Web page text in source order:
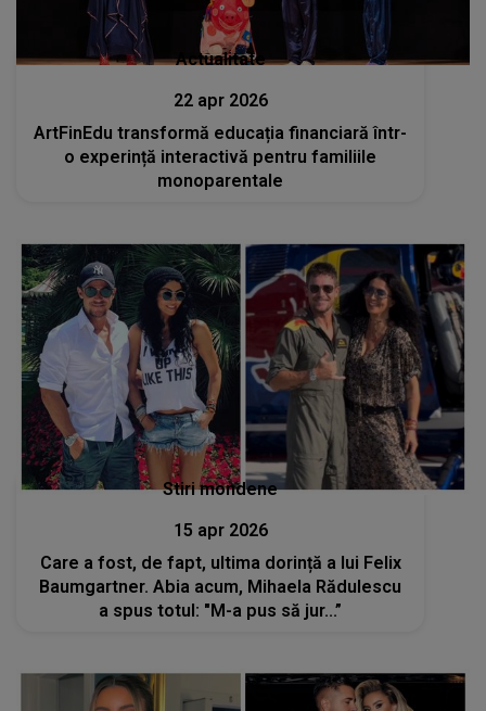
Actualitate
22 apr 2026
ArtFinEdu transformă educația financiară într-
o experință interactivă pentru familiile
monoparentale
Stiri mondene
15 apr 2026
Care a fost, de fapt, ultima dorință a lui Felix
Baumgartner. Abia acum, Mihaela Rădulescu
a spus totul: "M-a pus să jur...”